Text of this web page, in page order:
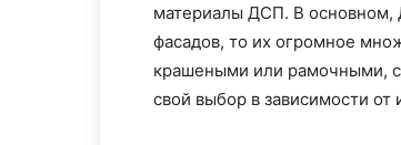
материалы ДСП. В основном,
фасадов, то их огромное
крашеными или рамочными,
свой выбор в зависимости